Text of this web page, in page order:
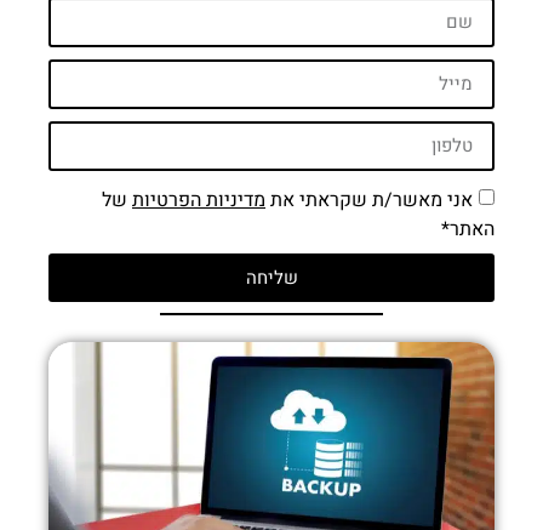
אני מאשר/ת שקראתי אתמדיניות הפרטיות של
האתר*
שליחה